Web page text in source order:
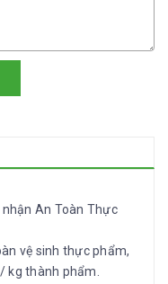
An Toàn Thực
vệ sinh thực phẩm,
kg thành phẩm.